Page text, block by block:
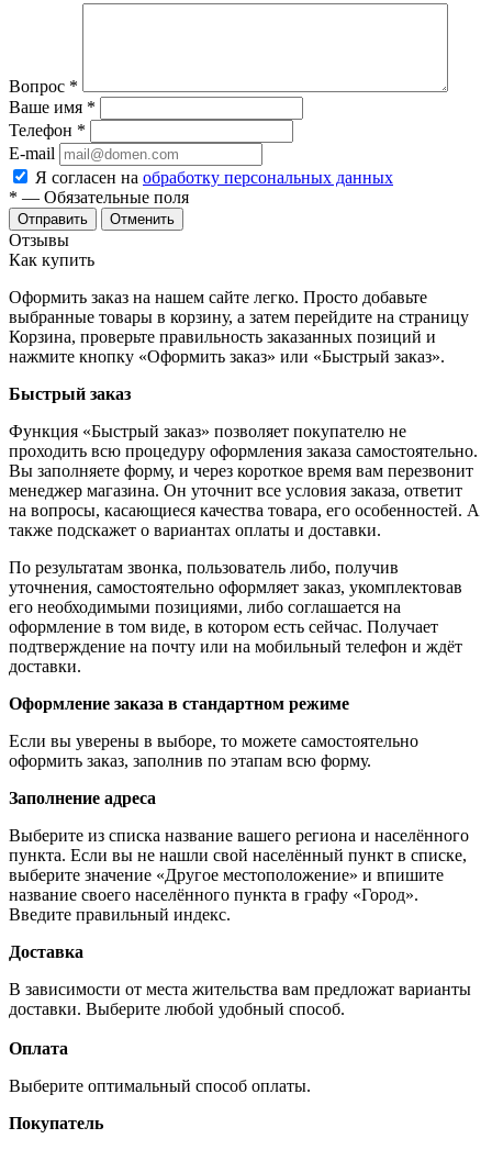
Вопрос *
Ваше имя *
Телефон *
E-mail
Я согласен на обработку персональных данных
* — Обязательные поля
Отменить
Отзывы
Как купить
Оформить заказ на нашем сайте легко. Просто добавьте
выбранные товары в корзину, а затем перейдите на страницу
Корзина, проверьте правильность заказанных позиций и
нажмите кнопку «Оформить заказ» или «Быстрый заказ».
Быстрый заказ
Функция «Быстрый заказ» позволяет покупателю не
проходить всю процедуру оформления заказа самостоятельно.
Вы заполняете форму, и через короткое время вам перезвонит
менеджер магазина. Он уточнит все условия заказа, ответит
на вопросы, касающиеся качества товара, его особенностей. А
также подскажет о вариантах оплаты и доставки.
По результатам звонка, пользователь либо, получив
уточнения, самостоятельно оформляет заказ, укомплектовав
его необходимыми позициями, либо соглашается на
оформление в том виде, в котором есть сейчас. Получает
подтверждение на почту или на мобильный телефон и ждёт
доставки.
Оформление заказа в стандартном режиме
Если вы уверены в выборе, то можете самостоятельно
оформить заказ, заполнив по этапам всю форму.
Заполнение адреса
Выберите из списка название вашего региона и населённого
пункта. Если вы не нашли свой населённый пункт в списке,
выберите значение «Другое местоположение» и впишите
название своего населённого пункта в графу «Город».
Введите правильный индекс.
Доставка
В зависимости от места жительства вам предложат варианты
доставки. Выберите любой удобный способ.
Оплата
Выберите оптимальный способ оплаты.
Покупатель